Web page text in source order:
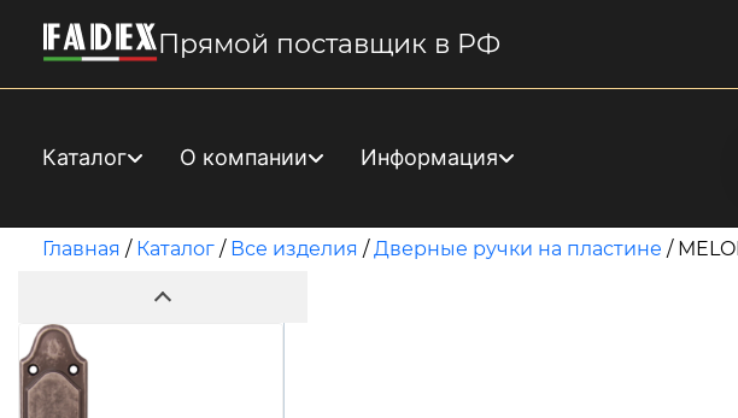
Прямой поставщик в РФ
Каталог О компании Информация
Главная / Каталог / Все изделия /Дверные ручки на пластине /